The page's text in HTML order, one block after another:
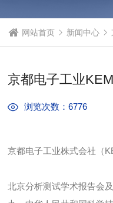
网站首页 新闻中心
京都电子工业
浏览次数：6776
京都电子工业株式会社（
北京分析测试学术报告会